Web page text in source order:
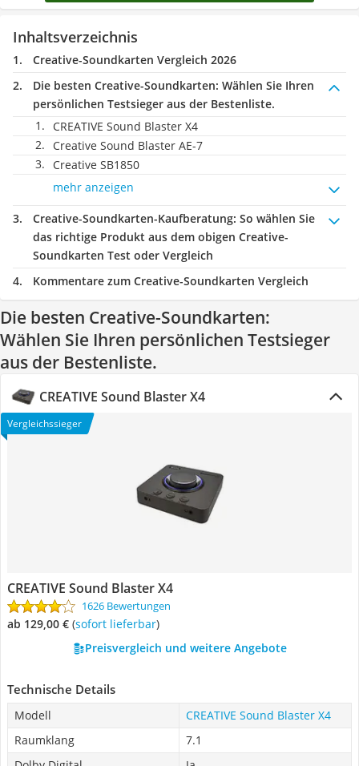
Inhaltsverzeichnis
Creative-Soundkarten Vergleich 2026
Die besten Creative-Soundkarten: Wählen Sie Ihren
persönlichen Testsieger aus der Bestenliste.
CREATIVE Sound Blaster X4
Creative Sound Blaster AE-7
Creative SB1850
mehr anzeigen
Creative-Soundkarten-Kaufberatung: So wählen Sie
das richtige Produkt aus dem obigen Creative-
Soundkarten Test oder Vergleich
Kommentare zum Creative-Soundkarten Vergleich
Die besten Creative-Soundkarten:
Wählen Sie Ihren persönlichen Testsieger
aus der Bestenliste.
CREATIVE Sound Blaster X4
Vergleichssieger
CREATIVE Sound Blaster X4
1626 Bewertungen
ab 129,00 € ( Sofort lieferbar)
Preisvergleich und weitere Angebote
Technische Details
Modell
CREATIVE Sound Blaster X4
Raumklang
7.1